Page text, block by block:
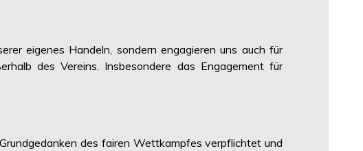
eigenes Handeln, sondern engagieren uns auch für
des Vereins. Insbesondere das Engagement für
des fairen Wettkampfes verpflichtet und